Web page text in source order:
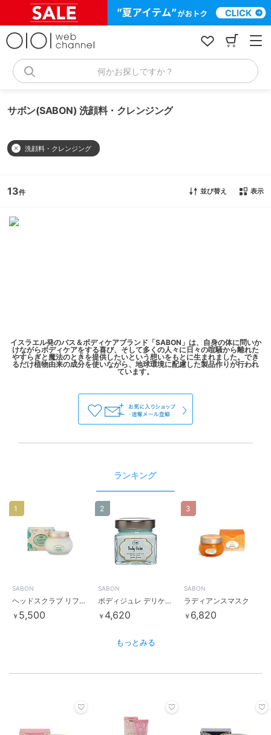
何かお探しですか？
サボン(SABON) 洗顔料・クレンジング
洗顔料・クレンジング
13 並び替え 表示
イスラエル発のバス＆ボディケアブランド「SABON」は、自身の体に問いか
けながらボディケアをする喜び、そして多くの人々に日々の喧騒から離れた
やすらぎと魔法のときを提供したいという想いをもとに生まれました。でき
るだけ植物由来の成分を使いながら、地球環境に配慮した製品作りが行われ
ランキング
SABON
ヘッドスクラブ リフレッシング
￥ 5,500
1
SABON
ボディジュレ デリケート・ジャスミン
￥ 4,620
2
SABON
ラディアンスマスク
￥ 6,820
3
もっとみる